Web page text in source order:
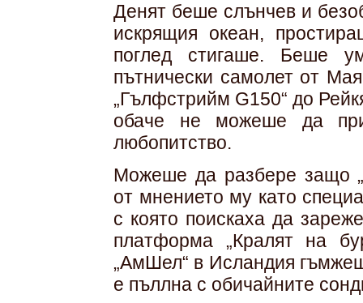
Денят беше слънчев и
искрящия океан,
поглед стигаше. Беше
пътнически самолет от
„Гълфстрийм G150“ до
обаче не можеше да
любопитство.
Можеше да разбере защо
от мнението му като
с която поискаха да
платформа „Кралят на
„АмШел“ в Исландия
е пъллна с обичайните